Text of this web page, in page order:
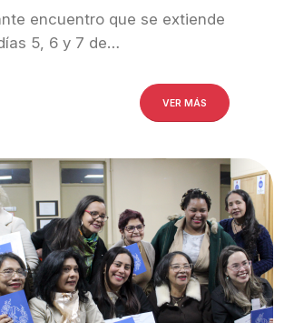
encuentro que se extiende
5, 6 y 7 de…
VER MÁS